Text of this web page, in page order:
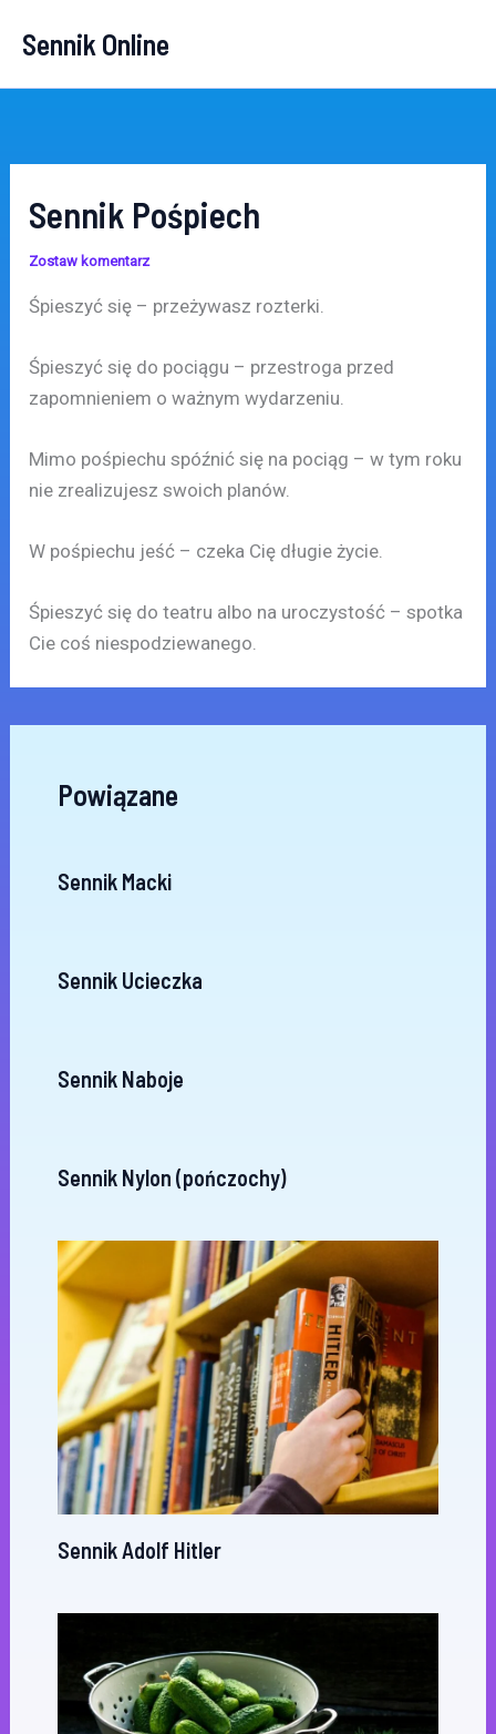
Sennik Online
Sennik Pośpiech
Zostaw komentarz
Śpieszyć się – przeżywasz rozterki.
Śpieszyć się do pociągu – przestroga przed
zapomnieniem o ważnym wydarzeniu.
Mimo pośpiechu spóźnić się na pociąg – w tym roku
nie zrealizujesz swoich planów.
W pośpiechu jeść – czeka Cię długie życie.
Śpieszyć się do teatru albo na uroczystość – spotka
Cie coś niespodziewanego.
Powiązane
Sennik Macki
Sennik Ucieczka
Sennik Naboje
Sennik Nylon (pończochy)
Sennik Adolf Hitler